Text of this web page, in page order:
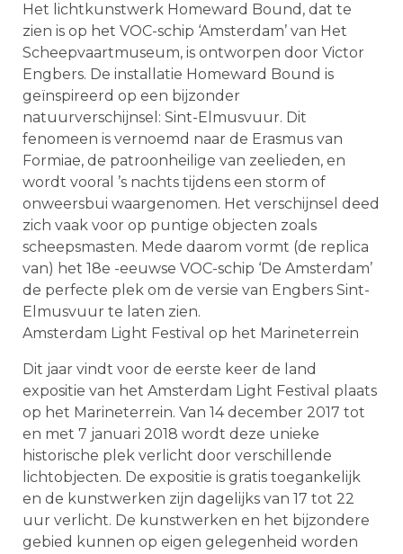
Het lichtkunstwerk Homeward Bound, dat te
zien is op het VOC-schip ‘Amsterdam’ van Het
Scheepvaartmuseum, is ontworpen door Victor
Engbers. De installatie Homeward Bound is
geïnspireerd op een bijzonder
natuurverschijnsel: Sint-Elmusvuur. Dit
fenomeen is vernoemd naar de Erasmus van
Formiae, de patroonheilige van zeelieden, en
wordt vooral ’s nachts tijdens een storm of
onweersbui waargenomen. Het verschijnsel deed
zich vaak voor op puntige objecten zoals
scheepsmasten. Mede daarom vormt (de replica
van) het 18e -eeuwse VOC-schip ‘De Amsterdam’
de perfecte plek om de versie van Engbers Sint-
Elmusvuur te laten zien.
Amsterdam Light Festival op het Marineterrein
Dit jaar vindt voor de eerste keer de land
expositie van het Amsterdam Light Festival plaats
op het Marineterrein. Van 14 december 2017 tot
en met 7 januari 2018 wordt deze unieke
historische plek verlicht door verschillende
lichtobjecten. De expositie is gratis toegankelijk
en de kunstwerken zijn dagelijks van 17 tot 22
uur verlicht. De kunstwerken en het bijzondere
gebied kunnen op eigen gelegenheid worden